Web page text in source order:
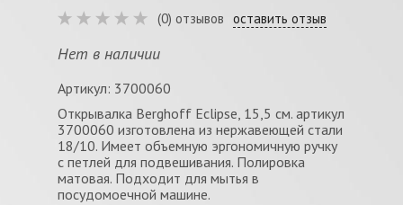
(0) отзывов оставить отзыв
Нет в наличии
Артикул: 3700060
Открывалка Berghoff Eclipse, 15,5 см. артикул
3700060 изготовлена из нержавеющей стали
18/10. Имеет объемную эргономичную ручку
с петлей для подвешивания. Полировка
матовая. Подходит для мытья в
посудомоечной машине.